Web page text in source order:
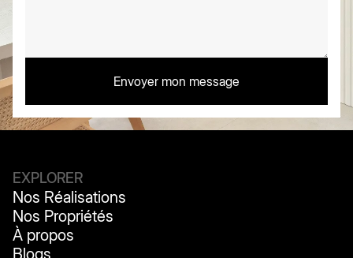
EXPLORER
Nos Réalisations
Nos Réalisations
Nos Propriétés
Nos Propriétés
À propos
À propos
Blogs